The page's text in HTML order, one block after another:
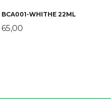
BCA001-WHITHE 22ML
65,00